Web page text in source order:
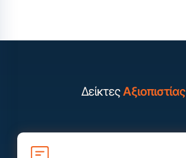
ΔείκτεςΑξιοπιστίας